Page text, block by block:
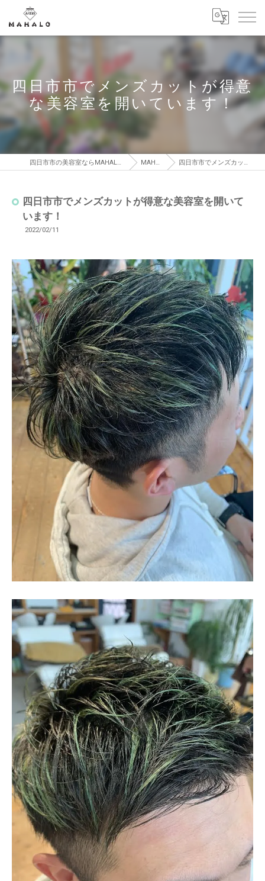
四日市市でメンズカットが得意
な美容室を開いています！
四日市市の美容室ならMAHALO MOKUYOUKAN【マハロ モクヨウカン】 MAHALO BLOG 四日市市でメンズカットが得意な美容室を開いています！
四日市市でメンズカットが得意な美容室を開いて
います！
2022/02/11